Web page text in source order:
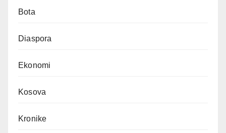
Bota
Diaspora
Ekonomi
Kosova
Kronike